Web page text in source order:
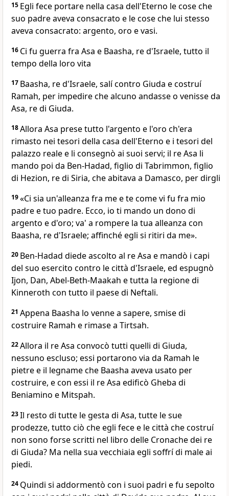
15 Egli fece portare nella casa dell'Eterno le cose che
suo padre aveva consacrato e le cose che lui stesso
aveva consacrato: argento, oro e vasi.
16 Ci fu guerra fra Asa e Baasha, re d'Israele, tutto il
tempo della loro vita
17 Baasha, re d'Israele, salí contro Giuda e costruí
Ramah, per impedire che alcuno andasse o venisse da
Asa, re di Giuda.
18Allora Asa prese tutto l'argento e l'oro ch'era
rimasto nei tesori della casa dell'Eterno e i tesori del
palazzo reale e li consegnò ai suoi servi; il re Asa li
mando poi da Ben-Hadad, figlio di Tabrimmon, figlio
di Hezion, re di Siria, che abitava a Damasco, per dirgli
19«Ci sia un'alleanza fra me e te come vi fu fra mio
padre e tuo padre. Ecco, io ti mando un dono di
argento e d'oro; va' a rompere la tua alleanza con
Baasha, re d'Israele; affinché egli si ritiri da me».
20 Ben-Hadad diede ascolto al re Asa e mandò i capi
del suo esercito contro le città d'Israele, ed espugnò
Ijon, Dan, Abel-Beth-Maakah e tutta la regione di
Kinneroth con tutto il paese di Neftali.
21 Appena Baasha lo venne a sapere, smise di
costruire Ramah e rimase a Tirtsah.
22Allora il re Asa convocò tutti quelli di Giuda,
nessuno escluso; essi portarono via da Ramah le
pietre e il legname che Baasha aveva usato per
costruire, e con essi il re Asa edificò Gheba di
Beniamino e Mitspah.
23Il resto di tutte le gesta di Asa, tutte le sue
prodezze, tutto ciò che egli fece e le città che costruí
non sono forse scritti nel libro delle Cronache dei re
di Giuda? Ma nella sua vecchiaia egli soffrí di male ai
piedi.
24 Quindi si addormentò con i suoi padri e fu sepolto